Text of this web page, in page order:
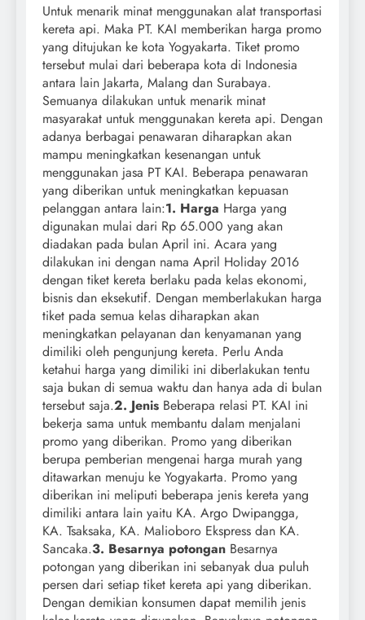
Untuk menarik minat menggunakan alat transportasi
kereta api. Maka PT. KAI memberikan harga promo
yang ditujukan ke kota Yogyakarta. Tiket promo
tersebut mulai dari beberapa kota di Indonesia
antara lain Jakarta, Malang dan Surabaya.
Semuanya dilakukan untuk menarik minat
masyarakat untuk menggunakan kereta api. Dengan
adanya berbagai penawaran diharapkan akan
mampu meningkatkan kesenangan untuk
menggunakan jasa PT KAI. Beberapa penawaran
yang diberikan untuk meningkatkan kepuasan
pelanggan antara lain:1. Harga Harga yang
digunakan mulai dari Rp 65.000 yang akan
diadakan pada bulan April ini. Acara yang
dilakukan ini dengan nama April Holiday 2016
dengan tiket kereta berlaku pada kelas ekonomi,
bisnis dan eksekutif. Dengan memberlakukan harga
tiket pada semua kelas diharapkan akan
meningkatkan pelayanan dan kenyamanan yang
dimiliki oleh pengunjung kereta. Perlu Anda
ketahui harga yang dimiliki ini diberlakukan tentu
saja bukan di semua waktu dan hanya ada di bulan
tersebut saja.2. Jenis Beberapa relasi PT. KAI ini
bekerja sama untuk membantu dalam menjalani
promo yang diberikan. Promo yang diberikan
berupa pemberian mengenai harga murah yang
ditawarkan menuju ke Yogyakarta. Promo yang
diberikan ini meliputi beberapa jenis kereta yang
dimiliki antara lain yaitu KA. Argo Dwipangga,
KA. Tsaksaka, KA. Malioboro Ekspress dan KA.
Sancaka.3. Besarnya potongan Besarnya
potongan yang diberikan ini sebanyak dua puluh
persen dari setiap tiket kereta api yang diberikan.
Dengan demikian konsumen dapat memilih jenis